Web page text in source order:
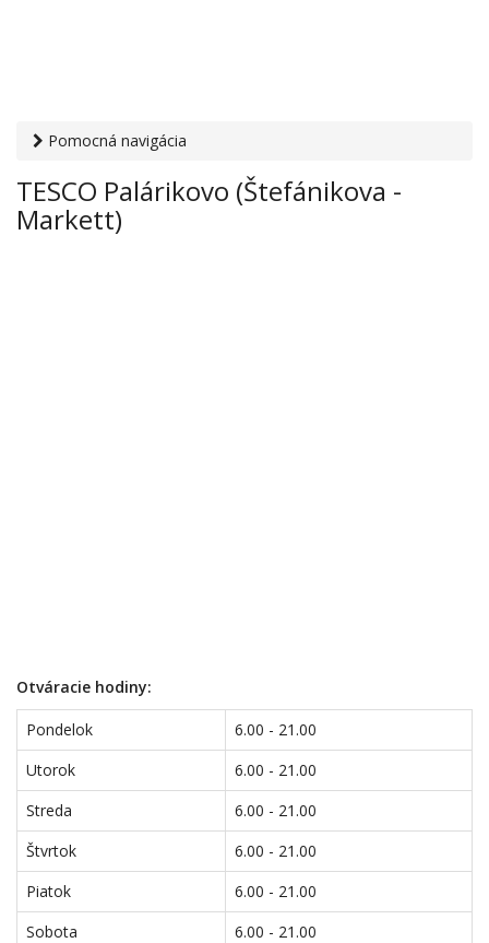
Pomocná navigácia
supermarkety› TESCO Palárikovo (Štefánikova - Markett)
TESCO Palárikovo (Štefánikova -
Markett)
Otváracie hodiny:
Pondelok
6.00 - 21.00
Utorok
6.00 - 21.00
Streda
6.00 - 21.00
Štvrtok
6.00 - 21.00
Piatok
6.00 - 21.00
Sobota
6.00 - 21.00